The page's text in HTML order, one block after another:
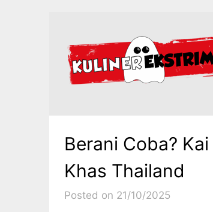
Berani Coba?
Khas Thailand
Posted on 21/10/2025